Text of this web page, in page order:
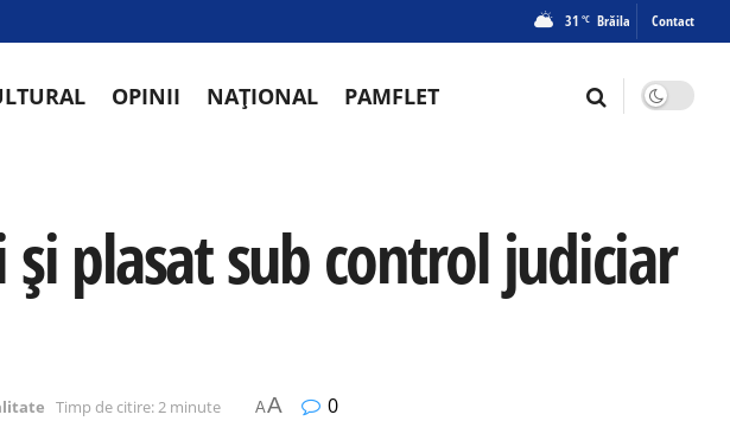
31 °C Brăila Contact
OPINII NAȚIONAL PAMFLET
plasat sub control judiciar
Timp de citire: 2 minute AA 0